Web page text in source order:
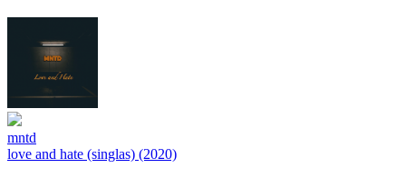
mntd
love and hate (singlas) (2020)